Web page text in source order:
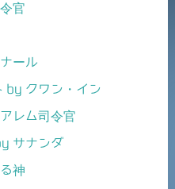
官
ール
by クワン・イン
レム司令官
サナンダ
神